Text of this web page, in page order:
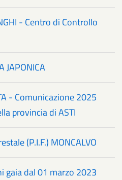
- Centro di Controllo
JAPONICA
- Comunicazione 2025
provincia di ASTI
(P.I.F.) MONCALVO
gaia dal 01 marzo 2023